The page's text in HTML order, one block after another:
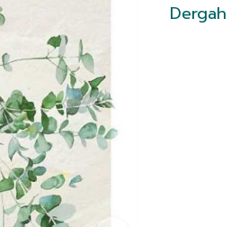
Dergah